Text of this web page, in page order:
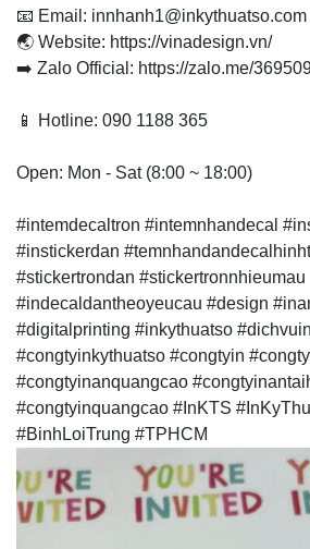
📧 Email: innhanh1@inkythuatso.com
🌏 Website: https://vinadesign.vn/
➡️ Zalo Official: https://zalo.me/
📱 Hotline: 090 1188 365
Open: Mon - Sat (8:00 ~ 18:00)
#intemdecaltron #intemnhandecal
#instickerdan
#stickertrondan #stickertronnhieumau
#indecaldantheoyeucau #design
#digitalprinting #inkythuatso
#congtyinkythuatso #congtyin
#congtyinanquangcao
#congtyinquangcao #InKTS
#BinhLoiTrung #TPHCM